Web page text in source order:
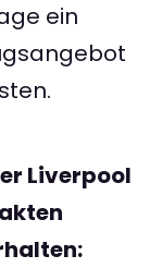
ein
Liverpool